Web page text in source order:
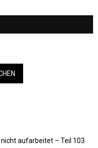
aufarbeitet – Teil 103